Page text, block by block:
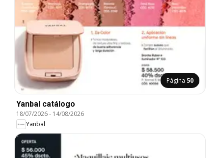
Página 50
Yanbal catálogo
18/07/2026- 14/08/2026
Yanbal